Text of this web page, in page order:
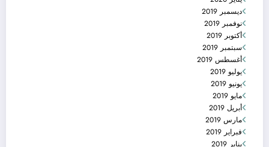
ديسمبر 2019
نوفمبر 2019
أكتوبر 2019
سبتمبر 2019
أغسطس 2019
يوليو 2019
يونيو 2019
مايو 2019
أبريل 2019
مارس 2019
فبراير 2019
يناير 2019